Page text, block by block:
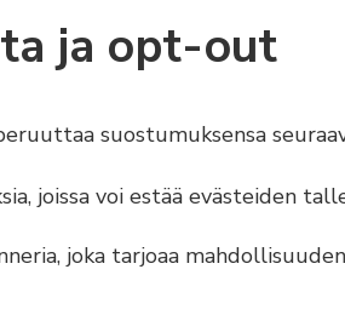
ja opt-out
suostumuksensa
joissa voi estää evästeiden
joka tarjoaa